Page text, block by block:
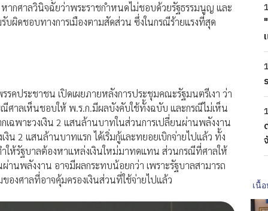
ากศาลวินิจฉัยว่าพระราชกำหนดไม่ชอบด้วยรัฐธรรมนูญ และ
บผิดชอบทางการเมืองตามสัดส่วน ซึ่งในกรณีร้ายแรงที่สุด
ประชาชน เปิดเผยภายหลังการประชุมคณะรัฐมนตรีเงา ว่า
ศาลเห็นชอบให้ พ.ร.ก.มีผลบังคับใช้ทั้งฉบับ และกรณีไม่เห็น
ฉพาะวงเงิน 2 แสนล้านบาทในส่วนการเปลี่ยนผ่านพลังงาน
น 2 แสนล้านบาทแรก ได้เริ่มกู้และทยอยเบิกจ่ายไปแล้ว ทั้ง
ำให้รัฐบาลต้องหาแหล่งเงินใหม่มาทดแทน ส่วนกรณีที่ศาลให้
านพลังงาน อาจมีผลกระทบน้อยกว่า เพราะรัฐบาลสามารถ
งศาลที่อาจคุ้มครองเงินส่วนที่ใช้จ่ายไปแล้ว